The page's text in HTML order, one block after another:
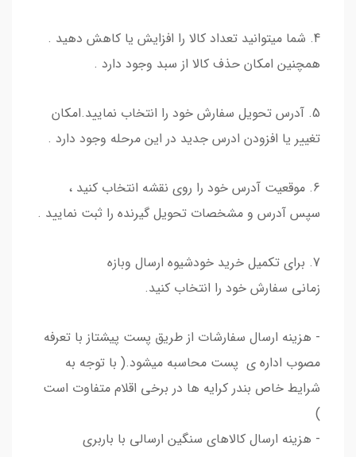
4. شما میتوانید تعداد کالا را افزایش یا کاهش دهید .
همچنین امکان حذف کالا از سبد وجود دارد .
5. آدرس تحویل سفارش خود را انتخاب نمایید.امکان
تغییر یا افزودن ادرس جدید در این مرحله وجود دارد .
6. موقعیت آدرس خود را روی نقشه انتخاب کنید ،
سپس آدرس و مشخصات تحویل گیرنده را ثبت نمایید .
7. برای تکمیل خرید خودشیوه ارسال وبازه
زمانی سفارش خود را انتخاب کنید.
- هزینه ارسال سفارشات از طریق پست پیشتاز با تعرفه
مصوب اداره ی پست محاسبه میشود.( با توجه به
شرایط خاص بندر کرایه ها در برخی اقلام متفاوت است
)
- هزینه ارسال کالاهای سنگین ارسالی با باربری